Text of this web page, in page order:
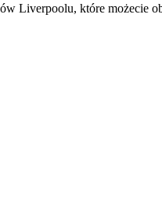
Liverpoolu, które możecie